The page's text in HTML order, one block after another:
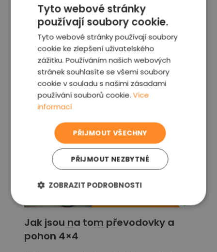
vodní čerpadlo po 160 000 km, pokud
bylo vozidlo stočeno, může být reálný
stav motoru mnohem horší, než ukazuje
tachometr.
Pokud jde o servisování Passatu bez
jistoty o skutečném počtu najetých
kilometrů, univerzální radou je důkladná
předkupní kontrolu
technikem, která může odhalit
potenciální problémy a nekonzistenci v
historii vozidla.
Jak jsou na tom převodovky a
pohon 4×4
Tyto webové stránky
používají soubory cookie.
Tyto webové stránky používají soubory
cookie ke zlepšení uživatelského
zážitku. Používáním našich webových
stránek souhlasíte se všemi soubory
cookie v souladu s našimi zásadami
používání souborů cookie.Více
informací
PŘIJMOUT VŠECHNY
PŘIJMOUT NEZBYTNÉ
ZOBRAZIT PODROBNOSTI